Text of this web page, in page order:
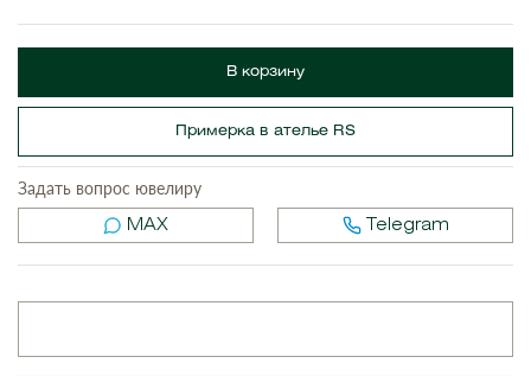
В корзину
Примерка в ателье RS
Задать вопрос ювелиру
MAX Telegram